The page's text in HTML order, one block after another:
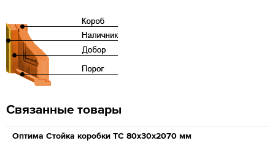
Связанные товары
Оптима Стойка коробки ТС 80х30х2070 мм